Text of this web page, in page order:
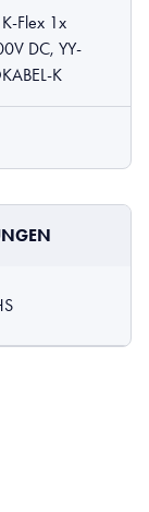
Flex 1x
DC, YY-
K